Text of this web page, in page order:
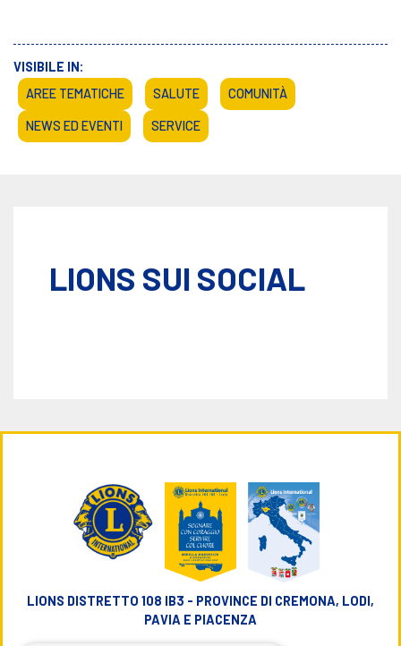
VISIBILE IN:
AREE TEMATICHE
SALUTE COMUNITÀ
NEWS ED EVENTI SERVICE
LIONS SUI SOCIAL
LIONS DISTRETTO 108 IB3 - PROVINCE DI CREMONA, LODI,
PAVIA E PIACENZA